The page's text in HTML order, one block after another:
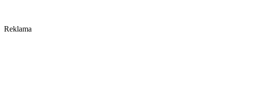
Reklama